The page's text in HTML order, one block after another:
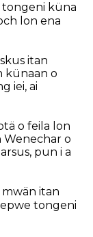
küna
lon ena
itan
künaan o
iei, ai
o feila lon
Wenechar o
pun i a
mwän itan
tongeni